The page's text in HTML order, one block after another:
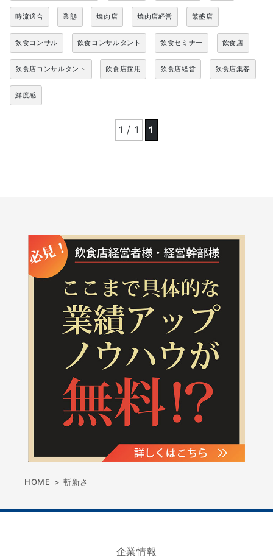
時流適合 業態 焼肉店 焼肉店経営 繁盛店
飲食コンサル 飲食コンサルタント 飲食セミナー 飲食店
飲食店コンサルタント 飲食店採用 飲食店経営 飲食店集客
鮮度感
1 / 1 1
HOME > 斬新さ
企業情報